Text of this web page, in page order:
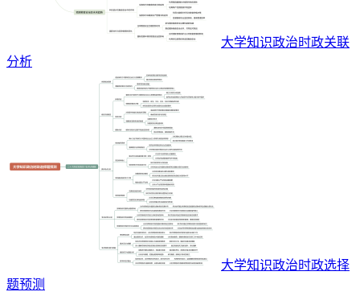
大学知识政治时政关联
分析
大学知识政治时政选择
题预测